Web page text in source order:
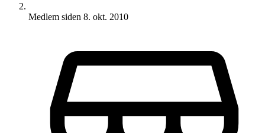
Medlem siden 8. okt. 2010